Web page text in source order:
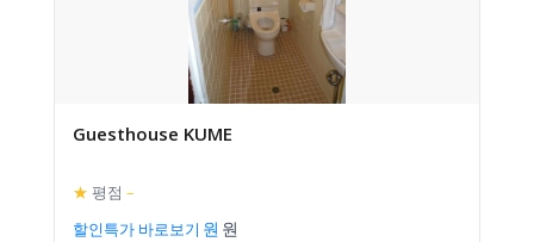
Guesthouse KUME
★ 평점 –
할인특가 바로보기